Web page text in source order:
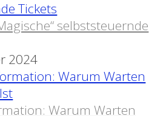
selbststeuernde
2024
Warum Warten